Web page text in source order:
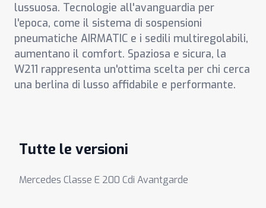
lussuosa. Tecnologie all'avanguardia per
l'epoca, come il sistema di sospensioni
pneumatiche AIRMATIC e i sedili multiregolabili,
aumentano il comfort. Spaziosa e sicura, la
W211 rappresenta un'ottima scelta per chi cerca
una berlina di lusso affidabile e performante.
Tutte le versioni
Mercedes Classe E 200 Cdi Avantgarde